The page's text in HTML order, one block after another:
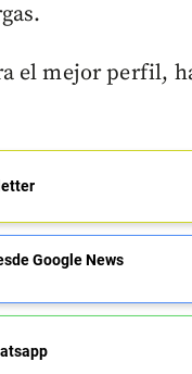
el mejor perfil,
Google News